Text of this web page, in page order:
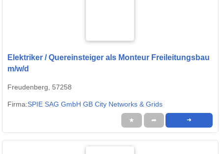
Elektriker / Quereinsteiger als Monteur Freileitungsbau
m/w/d
Freudenberg, 57258
Firma:SPIE SAG GmbH GB City Networks & Grids
★ ➦ ➜